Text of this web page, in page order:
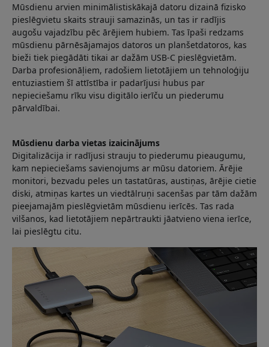
Mūsdienu arvien minimālistiskākajā datoru dizainā fizisko
pieslēgvietu skaits strauji samazinās, un tas ir radījis
augošu vajadzību pēc ārējiem hubiem. Tas īpaši redzams
mūsdienu pārnēsājamajos datoros un planšetdatoros, kas
bieži tiek piegādāti tikai ar dažām USB-C pieslēgvietām.
Darba profesionāļiem, radošiem lietotājiem un tehnoloģiju
entuziastiem šī attīstība ir padarījusi hubus par
nepieciešamu rīku visu digitālo ierīču un piederumu
pārvaldībai.
Mūsdienu darba vietas izaicinājums
Digitalizācija ir radījusi strauju to piederumu pieaugumu,
kam nepieciešams savienojums ar mūsu datoriem. Ārējie
monitori, bezvadu peles un tastatūras, austiņas, ārējie cietie
diski, atmiņas kartes un viedtālruņi sacenšas par tām dažām
pieejamajām pieslēgvietām mūsdienu ierīcēs. Tas rada
vilšanos, kad lietotājiem nepārtraukti jāatvieno viena ierīce,
lai pieslēgtu citu.